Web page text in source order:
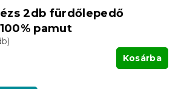
2db fürdőlepedő
pamut
Kosárba